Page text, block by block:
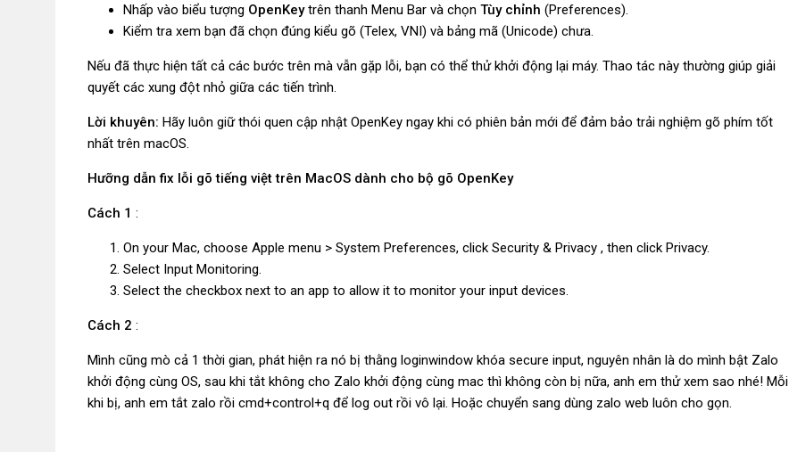
Nhấp vào biểu tượng OpenKeytrên thanh Menu Bar và chọn Tùy chỉnh (Preferences).
Kiểm tra xem bạn đã chọn đúng kiểu gõ (Telex, VNI) và bảng mã (Unicode) chưa.
Nếu đã thực hiện tất cả các bước trên mà vẫn gặp lỗi, bạn có thể thử khởi động lại máy. Thao tác này thường giúp giải
quyết các xung đột nhỏ giữa các tiến trình.
Lời khuyên: Hãy luôn giữ thói quen cập nhật OpenKey ngay khi có phiên bản mới để đảm bảo trải nghiệm gõ phím tốt
nhất trên macOS.
Hưỡng dẫn fix lỗi gõ tiếng việt trên MacOS dành cho bộ gõ OpenKey
Cách 1 :
On your Mac, choose Apple menu > System Preferences, click Security & Privacy , then click Privacy.
Select Input Monitoring.
Select the checkbox next to an app to allow it to monitor your input devices.
Cách 2 :
Mình cũng mò cả 1 thời gian, phát hiện ra nó bị thằng loginwindow khóa secure input, nguyên nhân là do mình bật Zalo
khởi động cùng OS, sau khi tắt không cho Zalo khởi động cùng mac thì không còn bị nữa, anh em thử xem sao nhé! Mỗi
khi bị, anh em tắt zalo rồi cmd+control+q để log out rồi vô lại. Hoặc chuyển sang dùng zalo web luôn cho gọn.